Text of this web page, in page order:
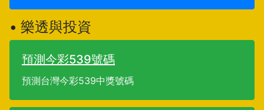
• 樂透與投資
預測今彩539號碼
預測台灣今彩539中獎號碼